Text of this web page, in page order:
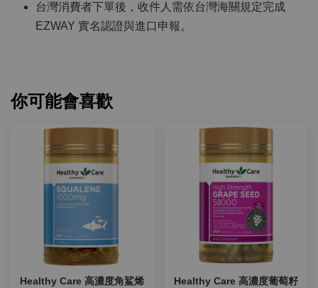
台灣消費者下單後，收件人需依台灣海關規定完成
EZWAY 實名認證與進口申報。
你可能會喜歡
Healthy Care 高濃度角鯊烯
Healthy Care 高濃度葡萄籽